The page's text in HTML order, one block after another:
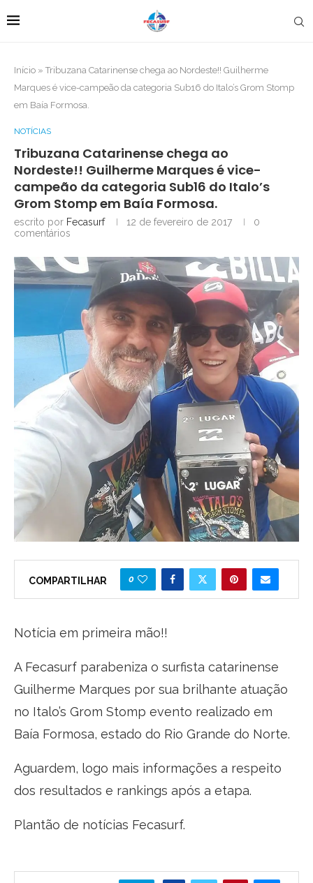
Início » Tribuzana Catarinense chega ao Nordeste!! Guilherme
Marques é vice-campeão da categoria Sub16 do Italo’s Grom Stomp
em Baía Formosa.
NOTÍCIAS
Tribuzana Catarinense chega ao
Nordeste!! Guilherme Marques é vice-
campeão da categoria Sub16 do Italo’s
Grom Stomp em Baía Formosa.
escrito por Fecasurf 12 de fevereiro de 2017
0
comentários
COMPARTILHAR 0
Notícia em primeira mão!!
A Fecasurf parabeniza o surfista catarinense
Guilherme Marques por sua brilhante atuação
no Italo’s Grom Stomp evento realizado em
Baía Formosa, estado do Rio Grande do Norte.
Aguardem, logo mais informações a respeito
dos resultados e rankings após a etapa.
Plantão de notícias Fecasurf.